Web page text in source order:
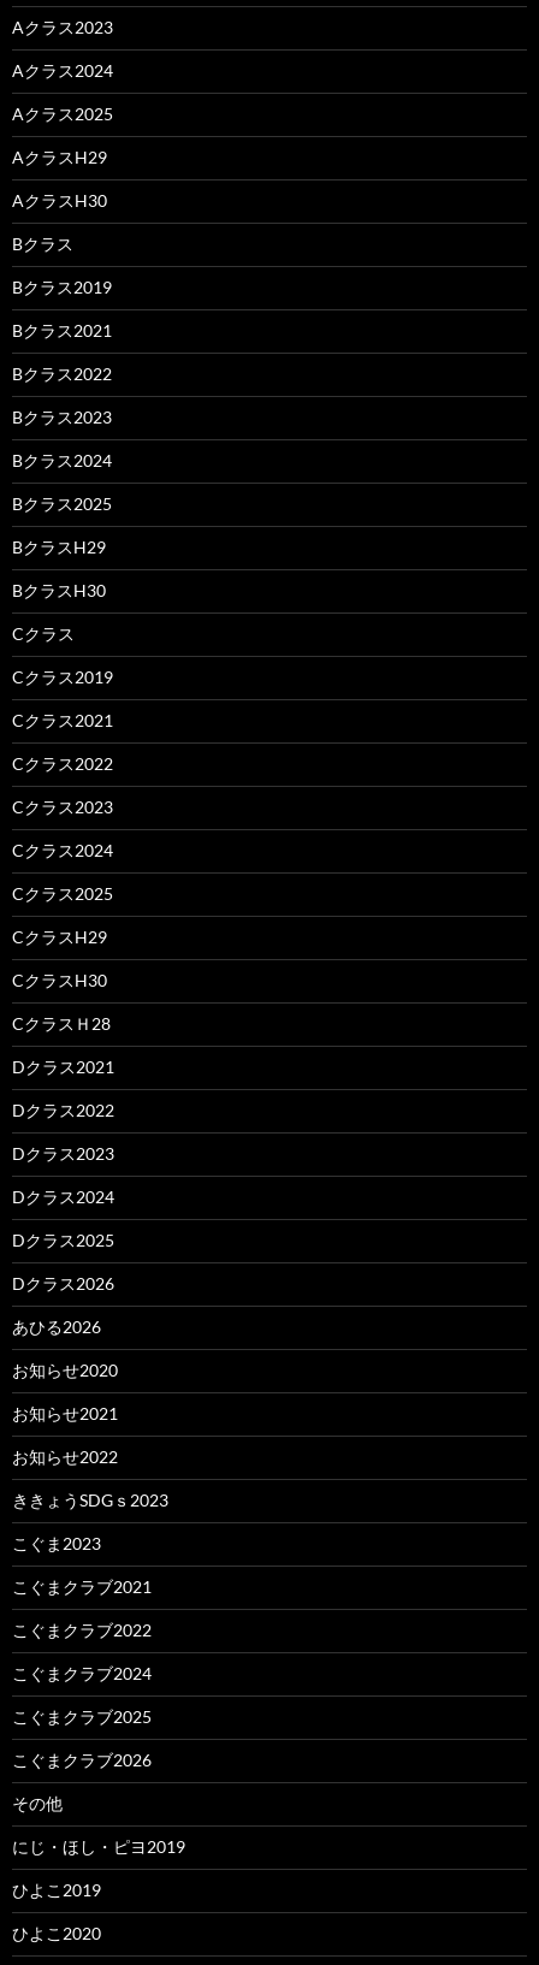
Aクラス2023
Aクラス2024
Aクラス2025
AクラスH29
AクラスH30
Bクラス
Bクラス2019
Bクラス2021
Bクラス2022
Bクラス2023
Bクラス2024
Bクラス2025
BクラスH29
BクラスH30
Cクラス
Cクラス2019
Cクラス2021
Cクラス2022
Cクラス2023
Cクラス2024
Cクラス2025
CクラスH29
CクラスH30
CクラスＨ28
Dクラス2021
Dクラス2022
Dクラス2023
Dクラス2024
Dクラス2025
Dクラス2026
あひる2026
お知らせ2020
お知らせ2021
お知らせ2022
ききょうSDGｓ2023
こぐま2023
こぐまクラブ2021
こぐまクラブ2022
こぐまクラブ2024
こぐまクラブ2025
こぐまクラブ2026
その他
にじ・ほし・ピヨ2019
ひよこ2019
ひよこ2020